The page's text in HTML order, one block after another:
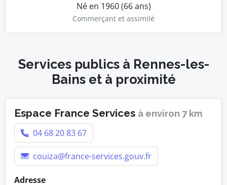
Né en 1960 (66 ans)
Commerçant et assimilé
Services publics à Rennes-les-
Bains et à proximité
Espace France Services à environ 7 km
04 68 20 83 67
couiza@france-services.gouv.fr
Adresse